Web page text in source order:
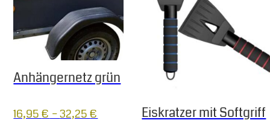
Anhängernetz grün
16,95€–32,25€ Eiskratzer mit Softgriff